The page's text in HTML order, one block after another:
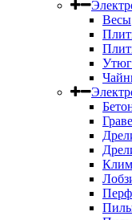
Весы